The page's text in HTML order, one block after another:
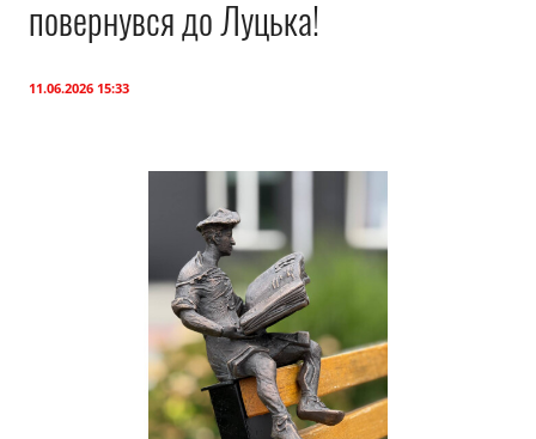
Навігація
сайту
Про місто
Бюджет
Публічна інформація
Прозорість влади
Документи
повернувся до Луцька!
11.06.2026 15:33